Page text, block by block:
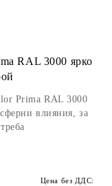
RAL 3000 ярко
Prima RAL 3000
влияния, за
Цена без ДДС: